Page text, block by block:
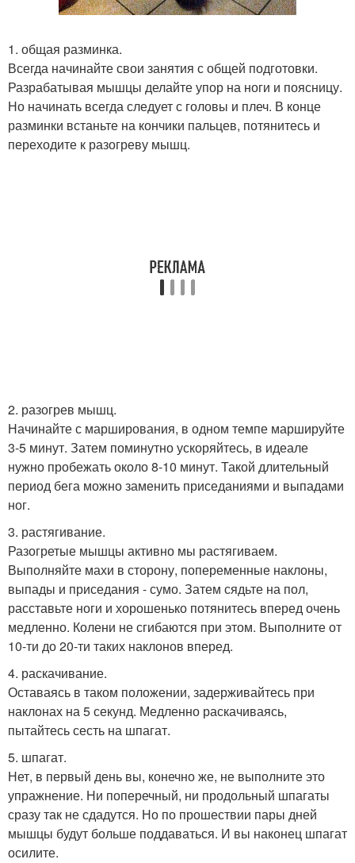
1. общая разминка.
Всегда начинайте свои занятия с общей подготовки.
Разрабатывая мышцы делайте упор на ноги и поясницу.
Но начинать всегда следует с головы и плеч. В конце
разминки встаньте на кончики пальцев, потянитесь и
переходите к разогреву мышц.
2. разогрев мышц.
Начинайте с марширования, в одном темпе маршируйте
3-5 минут. Затем поминутно ускоряйтесь, в идеале
нужно пробежать около 8-10 минут. Такой длительный
период бега можно заменить приседаниями и выпадами
ног.
3. растягивание.
Разогретые мышцы активно мы растягиваем.
Выполняйте махи в сторону, попеременные наклоны,
выпады и приседания - сумо. Затем сядьте на пол,
расставьте ноги и хорошенько потянитесь вперед очень
медленно. Колени не сгибаются при этом. Выполните от
10-ти до 20-ти таких наклонов вперед.
4. раскачивание.
Оставаясь в таком положении, задерживайтесь при
наклонах на 5 секунд. Медленно раскачиваясь,
пытайтесь сесть на шпагат.
5. шпагат.
Нет, в первый день вы, конечно же, не выполните это
упражнение. Ни поперечный, ни продольный шпагаты
сразу так не сдадутся. Но по прошествии пары дней
мышцы будут больше поддаваться. И вы наконец шпагат
осилите.